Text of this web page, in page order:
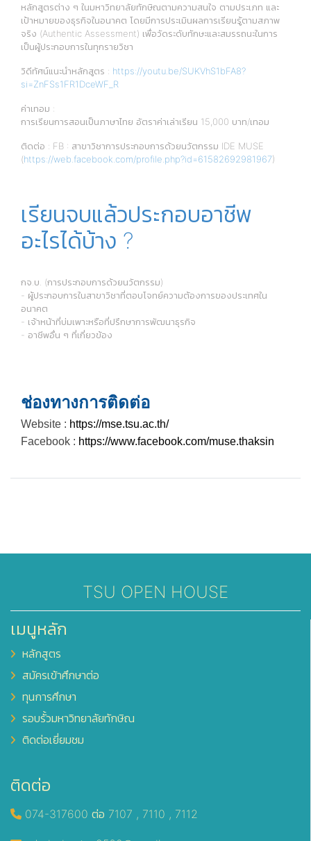
หลักสูตรต่าง ๆ ในมหาวิทยาลัยทักษิณตามความสนใจ ตามประเภท และ
เป้าหมายของธุรกิจในอนาคต โดยมีการประเมินผลการเรียนรู้ตามสภาพ
จริง (Authentic Assessment) เพื่อวัดระดับทักษะและสมรรถนะในการ
เป็นผู้ประกอบการในทุกรายวิชา
วิดีทัศน์แนะนำหลักสูตร : https://youtu.be/SUKVhS1bFA8?
si=ZnFSs1FR1DceWF_R
ค่าเทอม :
การเรียนการสอนเป็นภาษาไทย อัตราค่าเล่าเรียน 15,000 บาท/เทอม
ติดต่อ : FB : สาขาวิชาการประกอบการด้วยนวัตกรรม IDE MUSE
(https://web.facebook.com/profile.php?id=61582692981967)
เรียนจบแล้วประกอบอาชีพ
อะไรได้บ้าง ?
กจ.บ. (การประกอบการด้วยนวัตกรรม)
- ผู้ประกอบการในสาขาวิชาที่ตอบโจทย์ความต้องการของประเทศใน
อนาคต
- เจ้าหน้าที่บ่มเพาะหรือที่ปรึกษาการพัฒนาธุรกิจ
- อาชีพอื่น ๆ ที่เกี่ยวข้อง
ช่องทางการติดต่อ
Website : https://mse.tsu.ac.th/
Facebook : https://www.facebook.com/muse.thaksin
TSU OPEN HOUSE
เมนูหลัก
หลักสูตร
สมัครเข้าศึกษาต่อ
ทุนการศึกษา
รอบรั้วมหาวิทยาลัยทักษิณ
ติดต่อเยี่ยมชม
ติดต่อ
074-317600 ต่อ 7107 , 7110 , 7112